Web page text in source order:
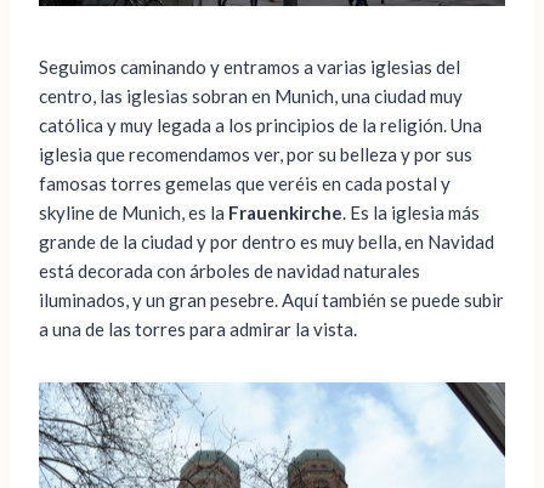
Seguimos caminando y entramos a varias iglesias del
centro, las iglesias sobran en Munich, una ciudad muy
católica y muy legada a los principios de la religión. Una
iglesia que recomendamos ver, por su belleza y por sus
famosas torres gemelas que veréis en cada postal y
skyline de Munich, es la Frauenkirche. Es la iglesia más
grande de la ciudad y por dentro es muy bella, en Navidad
está decorada con árboles de navidad naturales
iluminados, y un gran pesebre. Aquí también se puede subir
a una de las torres para admirar la vista.